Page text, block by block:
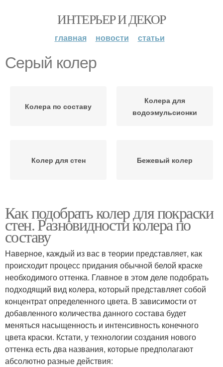
ИНТЕРЬЕР И ДЕКОР
главная новости статьи
Серый колер
Колера по составу
Колера для
водоэмульсионки
Колер для стен Бежевый колер
Как подобрать колер для покраски
стен. Разновидности колера по
составу
Наверное, каждый из вас в теории представляет, как
происходит процесс придания обычной белой краске
необходимого оттенка. Главное в этом деле подобрать
подходящий вид колера, который представляет собой
концентрат определенного цвета. В зависимости от
добавленного количества данного состава будет
меняться насыщенность и интенсивность конечного
цвета краски. Кстати, у технологии создания нового
оттенка есть два названия, которые предполагают
абсолютно разные действия: